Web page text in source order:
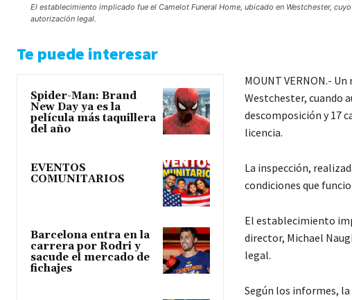
El establecimiento implicado fue el Camelot Funeral Home, ubicado en Westchester,
autorización legal.
Te puede interesar
Spider-Man: Brand
New Day ya es la
película más taquillera
del año
EVENTOS
COMUNITARIOS
Barcelona entra en la
carrera por Rodri y
sacude el mercado de
fichajes
MOUNT VERNON.-
Westchester, cuando
descomposición y 17
licencia.
La inspección,
condiciones que
El establecimiento
director, Michael
legal.
Según los informes,